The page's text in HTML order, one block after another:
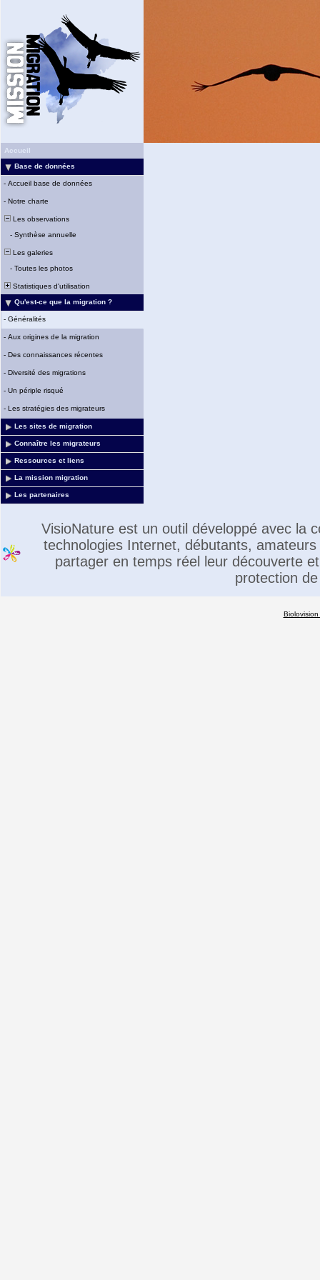
Accueil
Base de données
- Accueil base de données
- Notre charte
Les observations
- Synthèse annuelle
Les galeries
- Toutes les photos
Statistiques d'utilisation
Qu'est-ce que la migration ?
- Généralités
- Aux origines de la migration
- Des connaissances récentes
- Diversité des migrations
- Un périple risqué
- Les stratégies des migrateurs
Les sites de migration
Connaître les migrateurs
Ressources et liens
La mission migration
Les partenaires
VisioNature est un outil développé avec la
technologies Internet, débutants,
partager en temps réel leur découverte
protection
Biolovision